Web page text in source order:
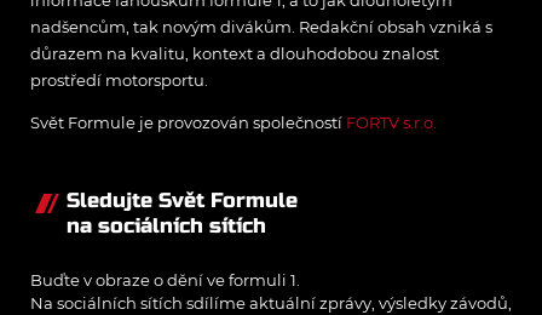
nadšencům, tak novým divákům. Redakční obsah vzniká s
důrazem na kvalitu, kontext a dlouhodobou znalost
prostředí motorsportu.
Svět Formule je provozován společností FORTV s.r.o.
Sledujte Svět Formule
na sociálních sítích
Buďte v obraze o dění ve formuli 1.
Na sociálních sítích sdílíme aktuální zprávy, výsledky závodů,